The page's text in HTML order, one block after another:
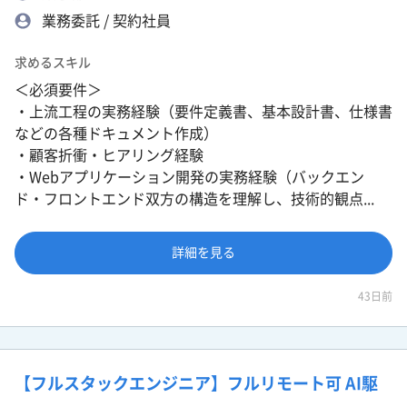
業務委託 / 契約社員
求めるスキル
＜必須要件＞
・上流工程の実務経験（要件定義書、基本設計書、仕様書
などの各種ドキュメント作成）
・顧客折衝・ヒアリング経験
・Webアプリケーション開発の実務経験（バックエン
ド・フロントエンド双方の構造を理解し、技術的観点...
詳細を見る
43日前
【フルスタックエンジニア】フルリモート可 AI駆